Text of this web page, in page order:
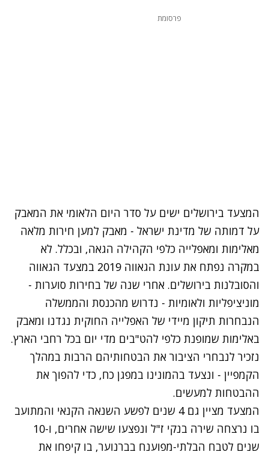
פרסומת
המצעד בירושלים ישים על סדר היום הלאומי את המאבק
על דמותה של מדינת ישראל - מאבק למען חירות מלאה
מאלימות ומאפלייה כלפי הקהילה הגאה, ובכלל. לא
במקרה נפתח את עונת הגאווה 2019 במצעד הגאווה
והסובלנות בירושלים. אחרי שנה של בחירות סוערות -
מוניציפליות ולאומיות - נדרוש מהכנסת והממשלה
הנבחרות תיקון מיידי של האפלייה החוקית נגדנו ומאבק
באלימות שמופנת כלפי להט"בים מדי יום בכל רחבי הארץ.
נזכיר לנבחרי הציבור את הבטחותיהם הרבות במהלך
הקמפיין - ונצעד בהמונינו במפגן כח, כדי להפוך את
ההבטחות למעשים.
המצעד מציין גם 4 שנים לפשע השנאה הקנאי והמתועב
בו נרצחה שירה בנקי ז"ל ונפצעו שישה אחרים, ו-10
שנים לטבח הבלתי-מפוענח בברנוער, בו קיפחו את